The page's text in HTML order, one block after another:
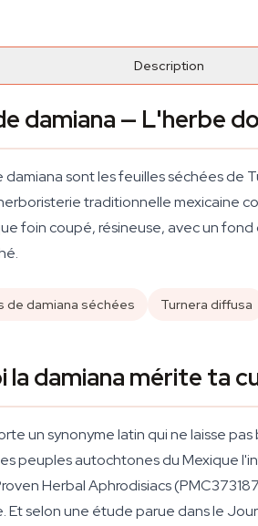
Description
damiana — L'herbe
damiana sont les feuilles séchées de
traditionnelle mexicaine
foin coupé, résineuse, avec un
de damiana séchées Turnera diffusa
la damiana mérite ta
un synonyme latin qui ne laisse
peuples autochtones du Mexique
Herbal Aphrodisiacs
Et selon une étude parue dans le